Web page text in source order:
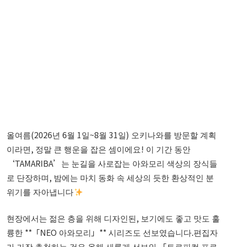
올여름(2026년 6월 1일~8월 31일) 오키나와를 방문할 계획
이라면, 정말 큰 행운을 잡은 셈이에요! 이 기간 동안
‘TAMARIBA’는 눈길을 사로잡는 아와모리 색상의 장식들
로 단장하며, 밤에는 마치 동화 속 세상의 듯한 환상적인 분
위기를 자아냅니다
현장에서는 젊은 층을 위해 디자인된, 보기에도 좋고 맛도 훌
륭한 **「NEO 아와모리」** 시리즈도 선보였습니다.편집자